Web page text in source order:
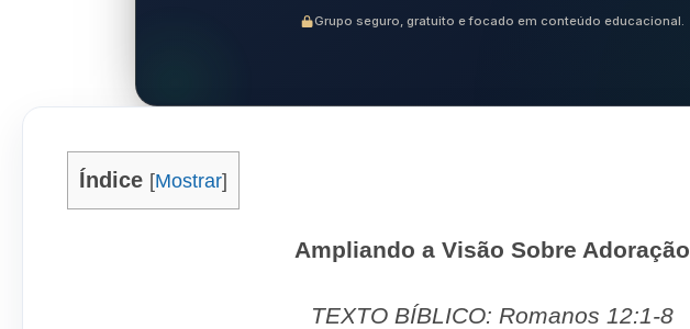
Grupo seguro, gratuito e focado em conteúdo educacional.
Índice [Mostrar]
Ampliando a Visão Sobre Adoração
TEXTO BÍBLICO: Romanos 12:1-8